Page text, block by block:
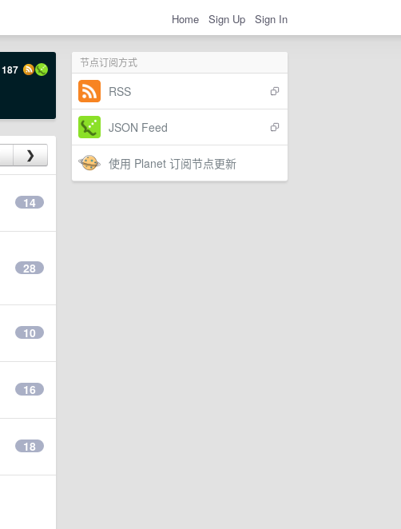
Home Sign Up Sign In
节点订阅方式
RSS
JSON Feed
使用 Planet 订阅节点更新
187
❯
14
28
10
16
18